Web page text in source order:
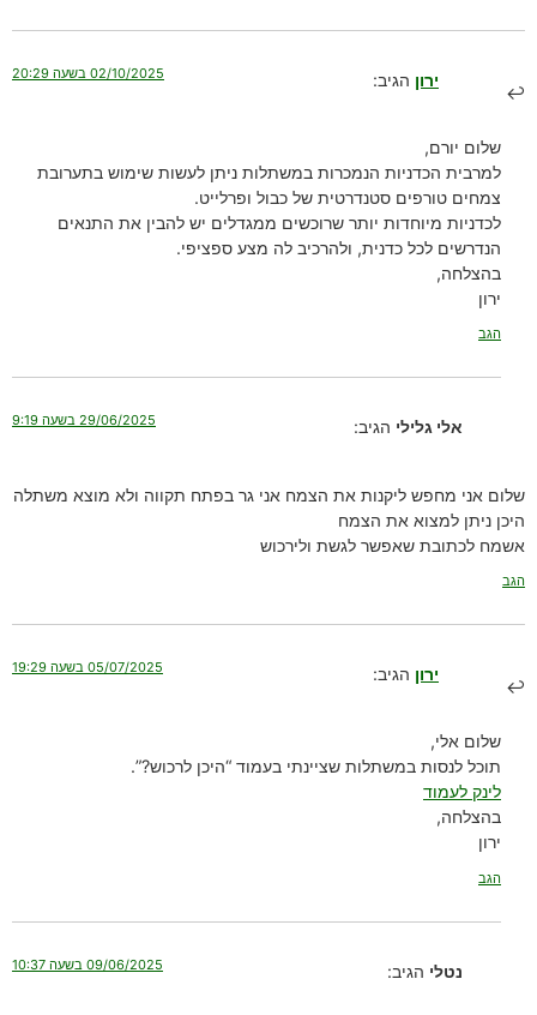
ירון הגיב: 02/10/2025 בשעה 20:29
שלום יורם,
למרבית הכדניות הנמכרות במשתלות ניתן לעשות שימוש בתערובת
צמחים טורפים סטנדרטית של כבול ופרלייט.
לכדניות מיוחדות יותר שרוכשים ממגדלים יש להבין את התנאים
הנדרשים לכל כדנית, ולהרכיב לה מצע ספציפי.
בהצלחה,
ירון
הגב
אלי גלילי הגיב: 29/06/2025 בשעה 9:19
שלום אני מחפש ליקנות את הצמח אני גר בפתח תקווה ולא מוצא משתלה
היכן ניתן למצוא את הצמח
אשמח לכתובת שאפשר לגשת ולירכוש
הגב
ירון הגיב: 05/07/2025 בשעה 19:29
שלום אלי,
תוכל לנסות במשתלות שציינתי בעמוד “היכן לרכוש?”.
לינק לעמוד
בהצלחה,
ירון
הגב
נטלי הגיב: 09/06/2025 בשעה 10:37